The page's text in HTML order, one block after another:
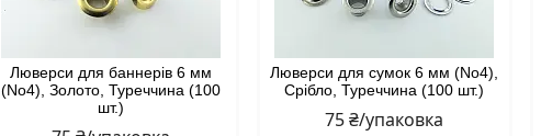
Люверси для баннерів 6 мм
(No4), Золото, Туреччина (100
шт.)
Люверси для сумок 6 мм (No4),
Срібло, Туреччина (100 шт.)
75 ₴/упаковка